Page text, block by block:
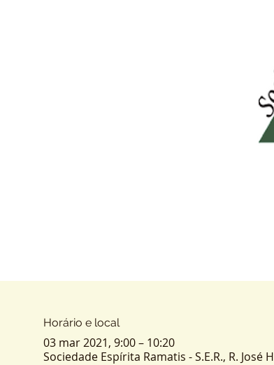
Horário e local
03 mar 2021, 9:00 – 10:20
Sociedade Espírita Ramatis - S.E.R., R. José